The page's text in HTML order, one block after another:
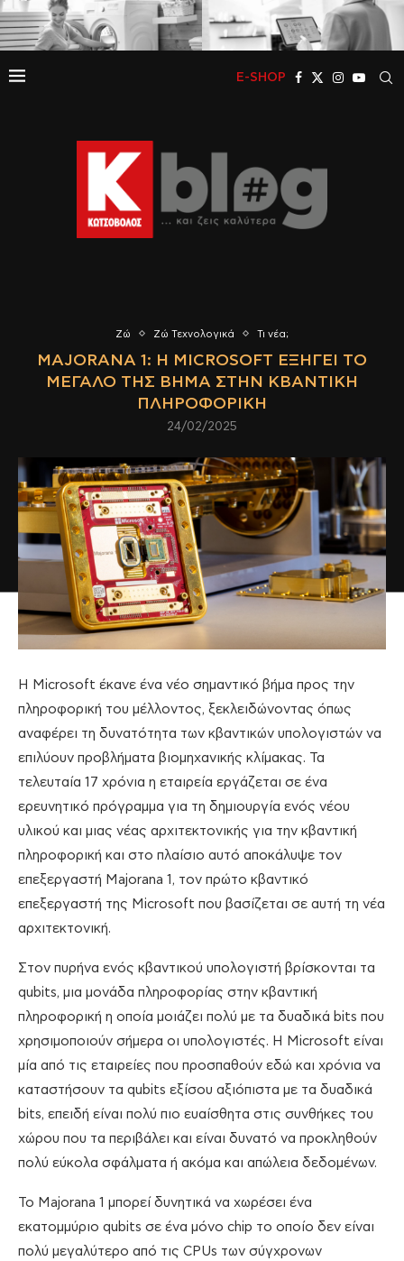
E-SHOP
Ζώ Ζώ Τεχνολογικά Τι νέα;
MAJORANA 1: Η MICROSOFT ΕΞΗΓΕΊ ΤΟ
ΜΕΓΆΛΟ ΤΗΣ ΒΉΜΑ ΣΤΗΝ ΚΒΑΝΤΙΚΉ
ΠΛΗΡΟΦΟΡΙΚΉ
24/02/2025
Η Microsoft έκανε ένα νέο σημαντικό βήμα προς την
πληροφορική του μέλλοντος, ξεκλειδώνοντας όπως
αναφέρει τη δυνατότητα των κβαντικών υπολογιστών να
επιλύουν προβλήματα βιομηχανικής κλίμακας. Τα
τελευταία 17 χρόνια η εταιρεία εργάζεται σε ένα
ερευνητικό πρόγραμμα για τη δημιουργία ενός νέου
υλικού και μιας νέας αρχιτεκτονικής για την κβαντική
πληροφορική και στο πλαίσιο αυτό αποκάλυψε τον
επεξεργαστή Majorana 1, τον πρώτο κβαντικό
επεξεργαστή της Microsoft που βασίζεται σε αυτή τη νέα
αρχιτεκτονική.
Στον πυρήνα ενός κβαντικού υπολογιστή βρίσκονται τα
qubits, μια μονάδα πληροφορίας στην κβαντική
πληροφορική η οποία μοιάζει πολύ με τα δυαδικά bits που
χρησιμοποιούν σήμερα οι υπολογιστές. Η Microsoft είναι
μία από τις εταιρείες που προσπαθούν εδώ και χρόνια να
καταστήσουν τα qubits εξίσου αξιόπιστα με τα δυαδικά
bits, επειδή είναι πολύ πιο ευαίσθητα στις συνθήκες του
χώρου που τα περιβάλει και είναι δυνατό να προκληθούν
πολύ εύκολα σφάλματα ή ακόμα και απώλεια δεδομένων.
Το Majorana 1 μπορεί δυνητικά να χωρέσει ένα
εκατομμύριο qubits σε ένα μόνο chip το οποίο δεν είναι
πολύ μεγαλύτερο από τις CPUs των σύγχρονων